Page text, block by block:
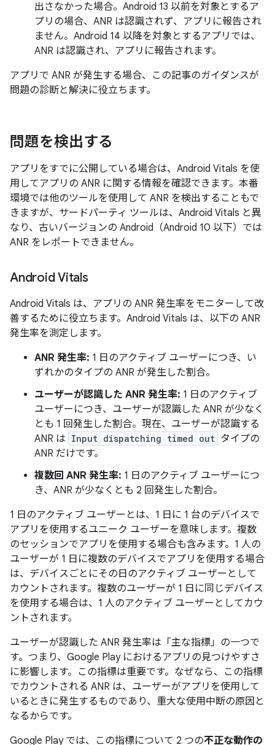
出さなかった場合。Android 13 以前を対象とするア
プリの場合、ANR は認識されず、アプリに報告され
ません。Android 14 以降を対象とするアプリでは、
ANR は認識され、アプリに報告されます。
アプリで ANR が発生する場合、この記事のガイダンスが
問題の診断と解決に役立ちます。
問題を検出する
アプリをすでに公開している場合は、Android Vitals を使
用してアプリの ANR に関する情報を確認できます。本番
環境では他のツールを使用して ANR を検出することもで
きますが、サードパーティ ツールは、Android Vitals と異
なり、古いバージョンの Android（Android 10 以下）では
ANR をレポートできません。
Android Vitals
Android Vitals は、アプリの ANR 発生率をモニターして改
善するために役立ちます。Android Vitals は、以下の ANR
発生率を測定します。
ANR 発生率: 1 日のアクティブ ユーザーにつき、い
ずれかのタイプの ANR が発生した割合。
ユーザーが認識した ANR 発生率: 1 日のアクティブ
ユーザーにつき、 ユーザーが認識した ANR が少なく
とも 1 回発生した割合。現在、ユーザーが認識する
ANR は Input dispatching timed out タイプの
ANR だけです。
複数回 ANR 発生率: 1 日のアクティブ ユーザーにつ
き、ANR が少なくとも 2 回発生した割合。
1 日のアクティブ ユーザーとは、1 日に 1 台のデバイスで
アプリを使用するユニーク ユーザーを意味します。複数
のセッションでアプリを使用する場合も含みます。1 人の
ユーザーが 1 日に複数のデバイスでアプリを使用する場合
は、デバイスごとにその日のアクティブ ユーザーとして
カウントされます。複数のユーザーが 1 日に同じデバイス
を使用する場合は、1 人のアクティブ ユーザーとしてカウ
ントされます。
ユーザーが認識した ANR 発生率は 「主な指標」の一つで
す。つまり、Google Play におけるアプリの見つけやすさ
に影響します。この指標は重要です。なぜなら、この指標
でカウントされる ANR は、ユーザーがアプリを使用して
いるときに発生するものであり、重大な使用中断の原因と
なるからです。
Google Play では、この指標について 2 つの不正な動作の